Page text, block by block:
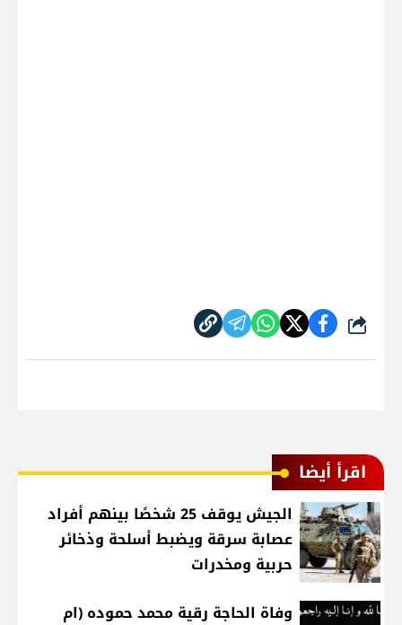
شارك
اقرأ أيضا
الجيش يوقف 25 شخصًا بينهم أفراد
عصابة سرقة ويضبط أسلحة وذخائر
حربية ومخدرات
وفاة الحاجة رقية محمد حموده (ام